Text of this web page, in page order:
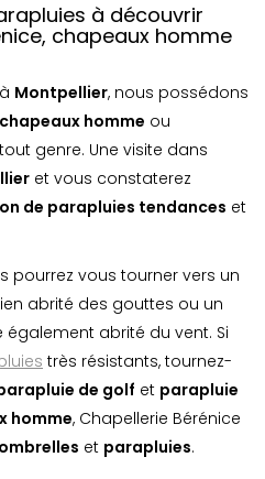
à découvrir
chapeaux homme
Montpellier, nous possédons
chapeaux homme ou
genre. Une visite dans
et vous constaterez
de parapluies tendances et
pourrez vous tourner vers un
abrité des gouttes ou un
également abrité du vent. Si
très résistants, tournez-
de golf et parapluie
homme, Chapellerie Bérénice
ombrelles et parapluies.